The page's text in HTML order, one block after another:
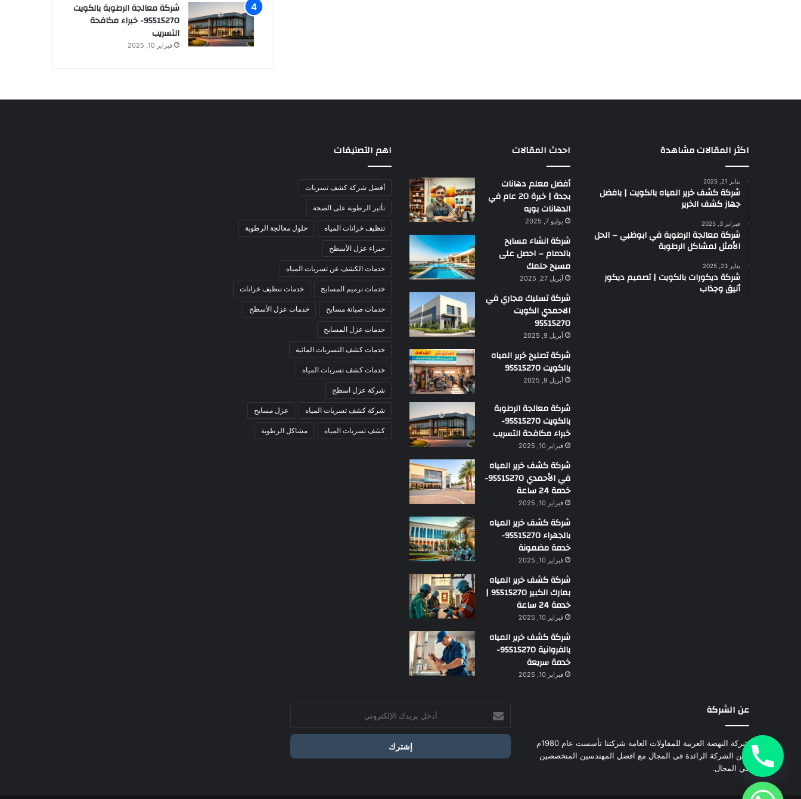
شركة معالجة الرطوبة بالكويت
95515270- خبراء مكافحة
التسريب
فبراير 10, 2025
اكثر المقالات مشاهدة
يناير 21, 2025
شركة كشف خرير المياه بالكويت | بافضل
جهاز كشف الخرير
فبراير 3, 2025
شركة معالجة الرطوبة في ابوظبي – الحل
الأمثل لمشاكل الرطوبة
يناير 23, 2025
شركة ديكورات بالكويت | تصميم ديكور
أنيق وجذاب
احدث المقالات
أفضل معلم دهانات
بجدة | خبرة 20 عام في
الدهانات بويه
يوليو 7, 2025
شركة انشاء مسابح
بالدمام – احصل على
مسبح حلمك
أبريل 27, 2025
شركة تسليك مجاري في
الاحمدي الكويت
95515270
أبريل 9, 2025
شركة تصليح خرير المياه
بالكويت 95515270
أبريل 9, 2025
شركة معالجة الرطوبة
بالكويت 95515270-
خبراء مكافحة التسريب
فبراير 10, 2025
شركة كشف خرير المياه
في الأحمدي 95515270-
خدمة 24 ساعة
فبراير 10, 2025
شركة كشف خرير المياه
بالجهراء 95515270-
خدمة مضمونة
فبراير 10, 2025
شركة كشف خرير المياه
بمارك الكبير 95515270 |
خدمة 24 ساعة
فبراير 10, 2025
شركة كشف خرير المياه
بالفروانية 95515270-
خدمة سريعة
فبراير 10, 2025
اهم التصنيفات
أفضل شركة كشف تسربات
تأثير الرطوبة على الصحة
تنظيف خزانات المياه حلول معالجة الرطوبة
خبراء عزل الأسطح
خدمات الكشف عن تسربات المياه
خدمات ترميم المسابح خدمات تنظيف خزانات
خدمات صيانة مسابح خدمات عزل الأسطح
خدمات عزل المسابح
خدمات كشف التسربات المائية
خدمات كشف تسربات المياه
شركة عزل اسطح
شركة كشف تسربات المياه عزل مسابح
كشف تسربات المياه مشاكل الرطوبة
عن الشركة
شركة النهضة العربية للمقاولات العامة شركتنا تأسست عام 1980م
نحن الشركة الرائدة في المجال مع افضل المهندسين المتخصصين
في المجال.
بريدك
الإلكتروني